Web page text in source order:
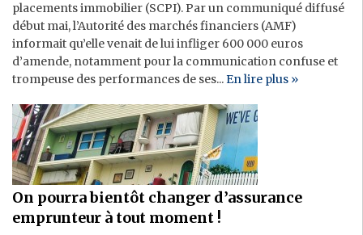
placements immobilier (SCPI). Par un communiqué diffusé
début mai, l’Autorité des marchés financiers (AMF)
informait qu’elle venait de lui infliger 600 000 euros
d’amende, notamment pour la communication confuse et
trompeuse des performances de ses...En lire plus »
On pourra bientôt changer d’assurance
emprunteur à tout moment !